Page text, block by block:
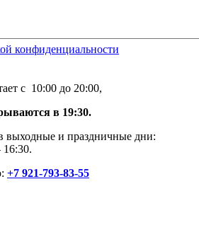
конфиденциальности
с 10:00 до 20:00,
в 19:30.
выходные и праздничные дни:
+7 921-793-83-55